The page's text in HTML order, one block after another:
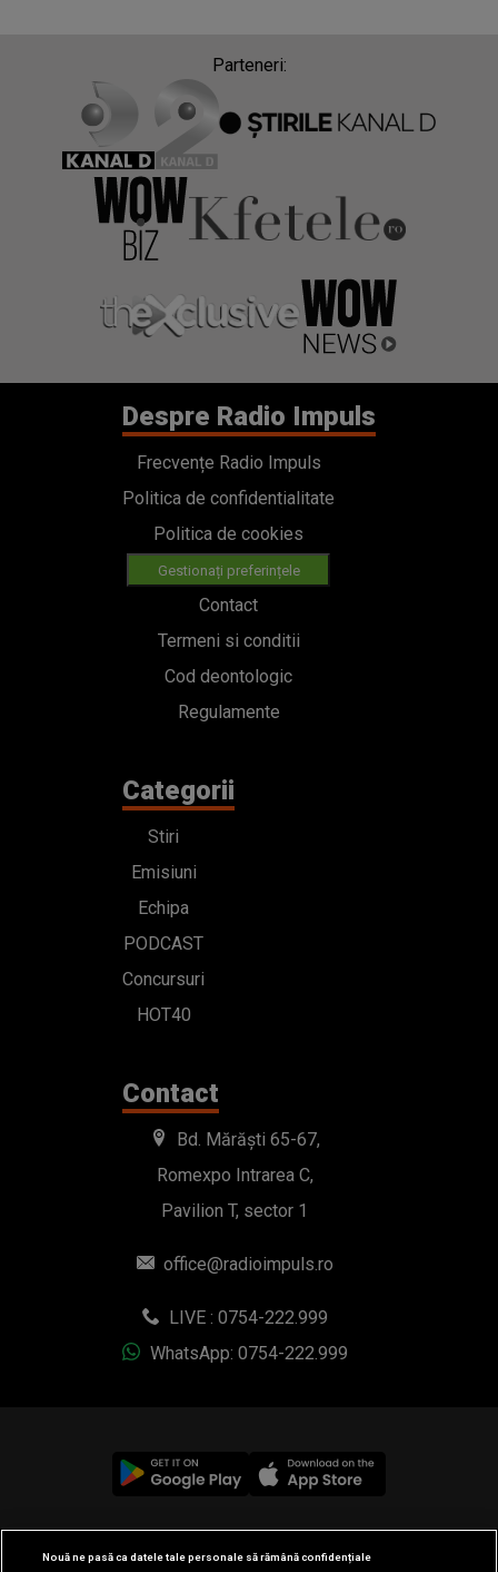
Parteneri:
Despre Radio Impuls
Frecvențe Radio Impuls
Politica de confidentialitate
Politica de cookies
Gestionați preferințele
Contact
Termeni si conditii
Cod deontologic
Regulamente
Categorii
Stiri
Emisiuni
Echipa
PODCAST
Concursuri
HOT40
Contact
Bd. Mărăști 65-67,
Romexpo Intrarea C,
Pavilion T, sector 1
office@radioimpuls.ro
LIVE : 0754-222.999
WhatsApp: 0754-222.999
© 2019-2026 DOGAN MEDIA INTERNATIONAL SA, Toate
drepturile rezervate.
Nouă ne pasă ca datele tale personale să rămână confidențiale